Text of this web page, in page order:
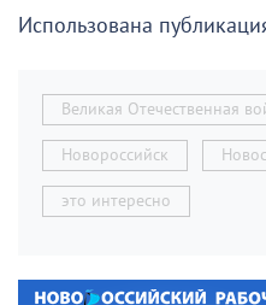
Использована
Великая Отечественная
Новороссийск
это интересно